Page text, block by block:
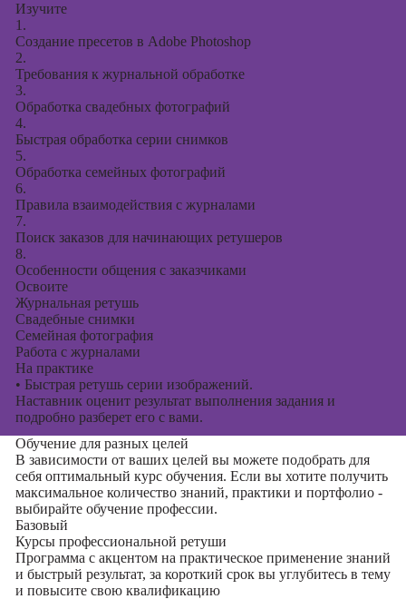
Изучите
1.
Создание пресетов в Adobe Photoshop
2.
Требования к журнальной обработке
3.
Обработка свадебных фотографий
4.
Быстрая обработка серии снимков
5.
Обработка семейных фотографий
6.
Правила взаимодействия с журналами
7.
Поиск заказов для начинающих ретушеров
8.
Особенности общения с заказчиками
Освоите
Журнальная ретушь
Свадебные снимки
Семейная фотография
Работа с журналами
На практике
• Быстрая ретушь серии изображений.
Наставник оценит результат выполнения задания и
подробно разберет его с вами.
Обучение для разных целей
В зависимости от ваших целей вы можете подобрать для
себя оптимальный курс обучения. Если вы хотите получить
максимальное количество знаний, практики и портфолио -
выбирайте обучение профессии.
Базовый
Курсы профессиональной ретуши
Программа с акцентом на практическое применение знаний
и быстрый результат, за короткий срок вы углубитесь в тему
и повысите свою квалификацию